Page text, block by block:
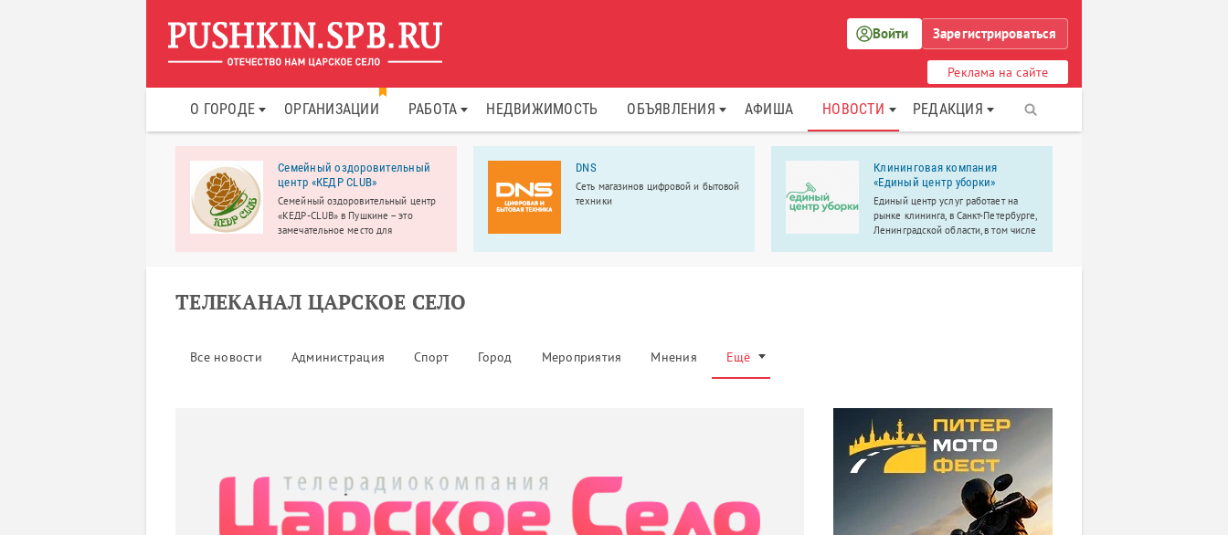
Войти Зарегистрироваться
Реклама на сайте
О ГОРОДЕ ОРГАНИЗАЦИИ РАБОТА НЕДВИЖИМОСТЬ ОБЪЯВЛЕНИЯ АФИША НОВОСТИ РЕДАКЦИЯ
Семейный оздоровительный
центр «КЕДР CLUB»
Семейный оздоровительный центр
«КЕДР-CLUB» в Пушкине – это
замечательное место для
DNS
Сеть магазинов цифровой и бытовой
техники
Клининговая компания
«Единый центр уборки»
Единый центр услуг работает на
рынке клининга, в Санкт-Петербурге,
Ленинградской области, в том числе
ТЕЛЕКАНАЛ ЦАРСКОЕ СЕЛО
Все новости Администрация Спорт Город Мероприятия Мнения Ещё